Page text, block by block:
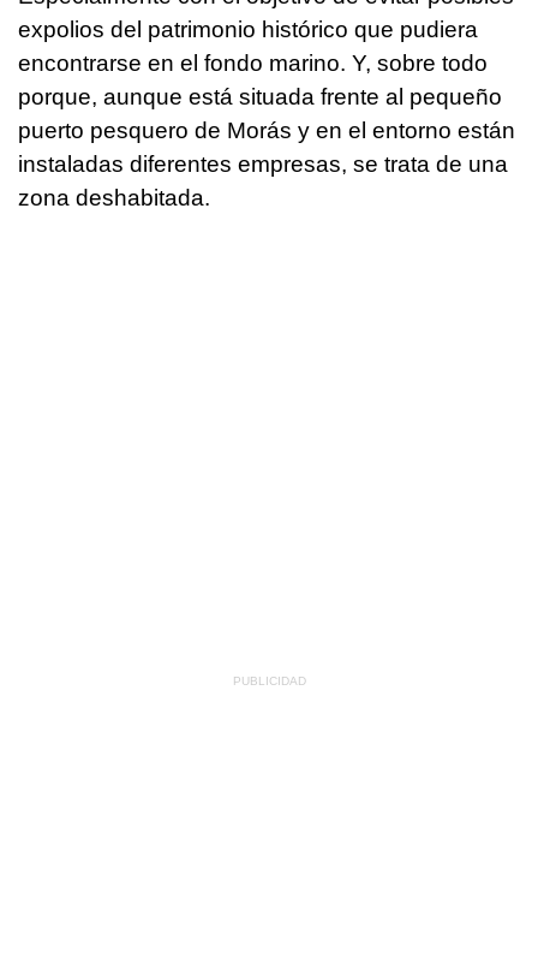
expolios del patrimonio histórico que pudiera
encontrarse en el fondo marino. Y, sobre todo
porque, aunque está situada frente al pequeño
puerto pesquero de Morás y en el entorno están
instaladas diferentes empresas, se trata de una
zona deshabitada.